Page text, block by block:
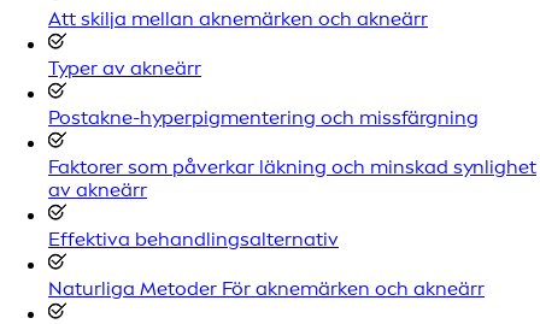
Att skilja mellan aknemärken och akneärr
Typer av akneärr
Postakne-hyperpigmentering och missfärgning
Faktorer som påverkar läkning och minskad synlighet
av akneärr
Effektiva behandlingsalternativ
Naturliga Metoder För aknemärken och akneärr